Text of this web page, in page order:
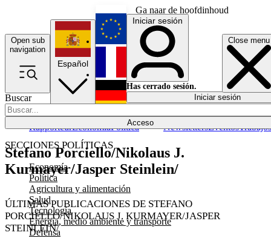
Ga naar de hoofdinhoud
Open sub
navigation
Close menu
Buscar
Acceso
SECCIONES POLÍTICAS
Economía
Política
Agricultura y alimentación
Salud
Tecnología
Energía, medio ambiente y transporte
Defensa
RapporteurEconomíaPolítica NewslettersEventosTrabajos
Español
English
Français
Iniciar sesión
Has cerrado sesión.
Iniciar sesión
Stefano Porciello/Nikolaus J.
Kurmayer/Jasper Steinlein/
ÚLTIMAS PUBLICACIONES DE STEFANO
PORCIELLO/NIKOLAUS J. KURMAYER/JASPER
STEINLEIN/